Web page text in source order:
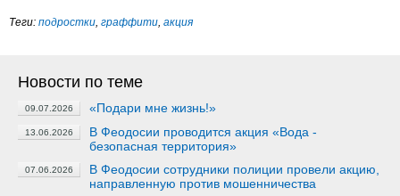
Теги: подростки, граффити, акция
Новости по теме
09.07.2026 «Подари мне жизнь!»
13.06.2026
В Феодосии проводится акция «Вода -
безопасная территория»
07.06.2026
В Феодосии сотрудники полиции провели акцию,
направленную против мошенничества